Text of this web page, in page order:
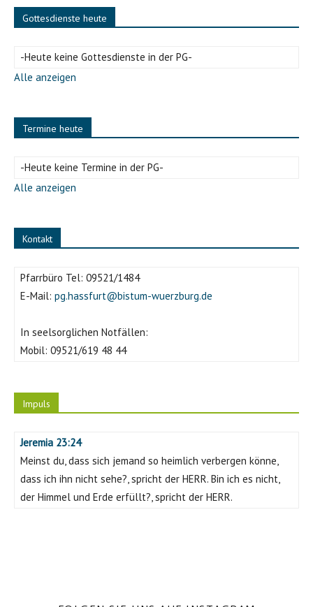
Gottesdienste heute
-Heute keine Gottesdienste in der PG-
Alle anzeigen
Termine heute
-Heute keine Termine in der PG-
Alle anzeigen
Kontakt
Pfarrbüro Tel: 09521/1484
E-Mail: pg.hassfurt@bistum-wuerzburg.de
In seelsorglichen Notfällen:
Mobil: 09521/619 48 44
Impuls
Jeremia 23:24
Meinst du, dass sich jemand so heimlich verbergen könne,
dass ich ihn nicht sehe?, spricht der HERR. Bin ich es nicht,
der Himmel und Erde erfüllt?, spricht der HERR.